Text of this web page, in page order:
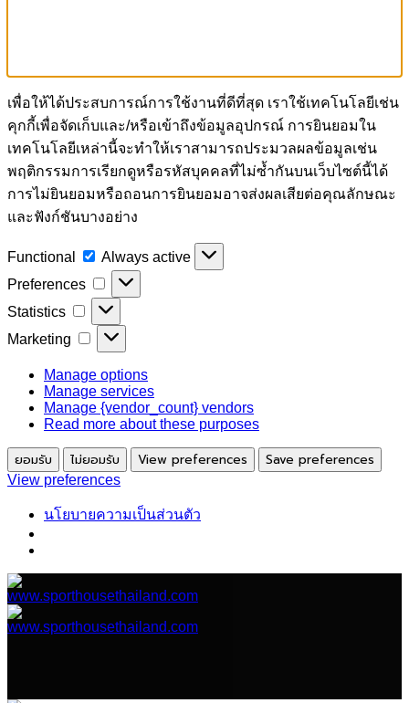
เพื่อให้ได้ประสบการณ์การใช้งานที่ดีที่สุด เราใช้เทคโนโลยีเช่น
คุกกี้เพื่อจัดเก็บและ/หรือเข้าถึงข้อมูลอุปกรณ์ การยินยอมใน
เทคโนโลยีเหล่านี้จะทำให้เราสามารถประมวลผลข้อมูลเช่น
พฤติกรรมการเรียกดูหรือรหัสบุคคลที่ไม่ซ้ำกันบนเว็บไซต์นี้ได้
การไม่ยินยอมหรือถอนการยินยอมอาจส่งผลเสียต่อคุณลักษณะ
และฟังก์ชันบางอย่าง
Functional Functional
Always active
Preferences
Preferences
Statistics Statistics
Marketing Marketing
Manage options
Manage services
Manage {vendor_count} vendors
Read more about these purposes
ยอมรับ ไม่ยอมรับ View preferences Save preferences
View preferences
นโยบายความเป็นส่วนตัว
ข้าม
ไป
ยัง